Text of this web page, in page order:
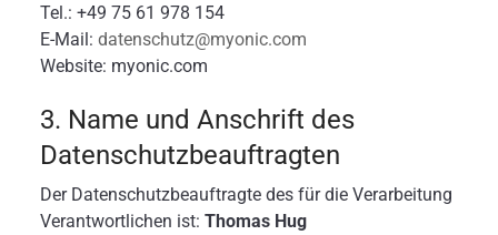
Tel.: +49 75 61 978 154
E-Mail: datenschutz@myonic.com
Website: myonic.com
3. Name und Anschrift des
Datenschutzbeauftragten
Der Datenschutzbeauftragte des für die Verarbeitung
Verantwortlichen ist: Thomas Hug